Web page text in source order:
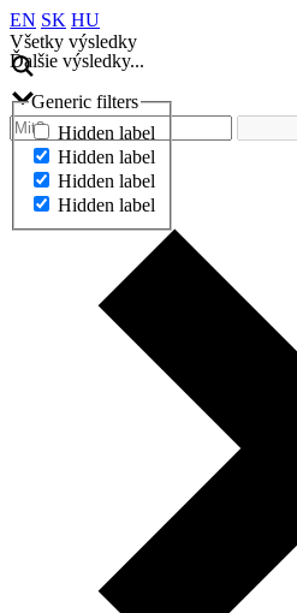
EN SK HU
Všetky výsledky
Ďalšie výsledky...
Generic filters
Hidden label
Hidden label
Hidden label
Hidden label
Ďalšie výsledky...